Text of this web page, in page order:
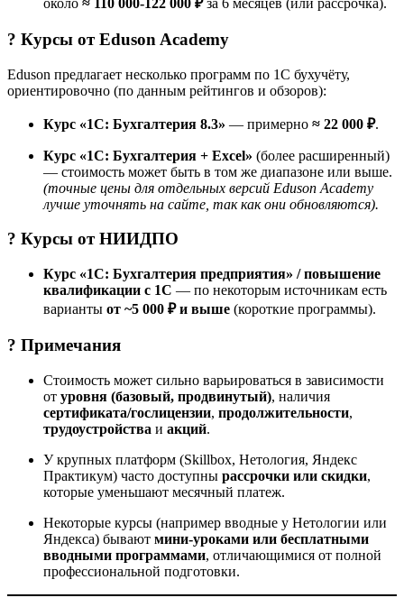
около ≈ 110 000-122 000 ₽за 6 месяцев (или рассрочка).
? Курсы отEduson Academy
Eduson предлагает несколько программ по 1С бухучёту,
ориентировочно (по данным рейтингов и обзоров):
Курс «1С: Бухгалтерия 8.3» — примерно ≈ 22 000 ₽.
Курс «1С: Бухгалтерия + Excel» (более расширенный)
— стоимость может быть в том же диапазоне или выше.
(точные цены для отдельных версий Eduson Academy
лучше уточнять на сайте, так как они обновляются).
? Курсы отНИИДПО
Курс «1С: Бухгалтерия предприятия» / повышение
квалификации с 1С — по некоторым источникам есть
варианты от ~5 000 ₽ и выше (короткие программы).
? Примечания
Стоимость может сильно варьироваться в зависимости
от уровня (базовый, продвинутый), наличия
сертификата/гослицензии, продолжительности,
трудоустройства и акций.
У крупных платформ (Skillbox, Нетология, Яндекс
Практикум) часто доступны рассрочки или скидки,
которые уменьшают месячный платеж.
Некоторые курсы (например вводные у Нетологии или
Яндекса) бывают мини-уроками или бесплатными
вводными программами, отличающимися от полной
профессиональной подготовки.